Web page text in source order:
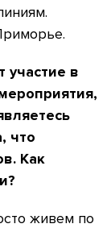
участие в
что
Как
живем по